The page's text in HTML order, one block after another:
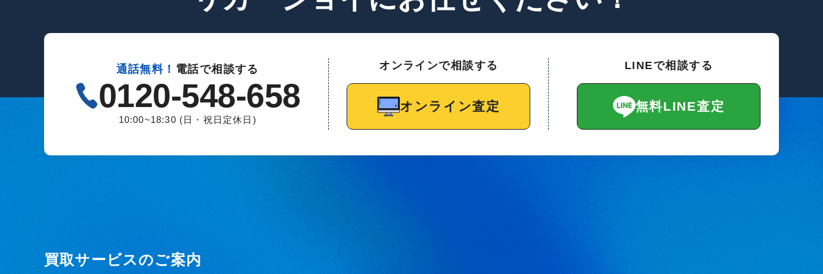
通話無料！ 電話で相談する
0120-548-658
10:00~18:30 (日・祝日定休日)
オンラインで相談する
オンライン査定
LINEで相談する
無料LINE査定
買取サービスのご案内